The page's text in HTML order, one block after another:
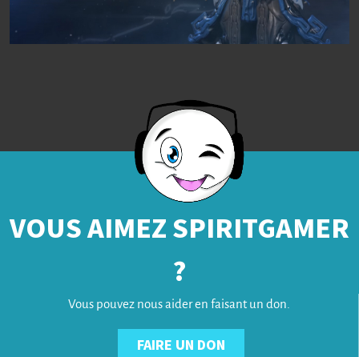
VOUS AIMEZ SPIRITGAMER
?
Vous pouvez nous aider en faisant un don.
FAIRE UN DON